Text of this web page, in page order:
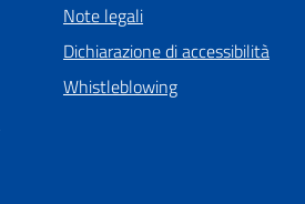
Note legali
Dichiarazione di accessibilità
Whistleblowing